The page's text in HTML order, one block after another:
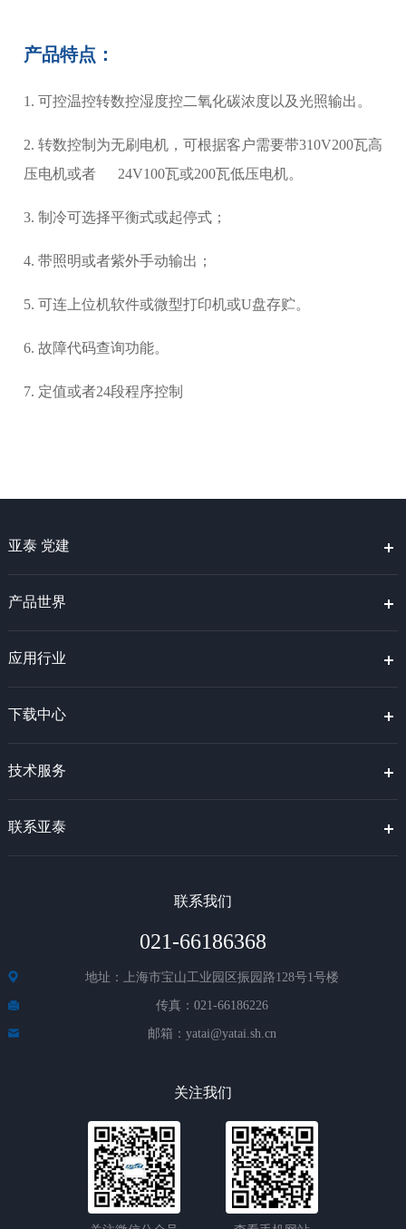
产品特点：
1. 可控温控转数控湿度控二氧化碳浓度以及光照输出。
2. 转数控制为无刷电机，可根据客户需要带310V200瓦高
压电机或者 24V100瓦或200瓦低压电机。
3. 制冷可选择平衡式或起停式；
4. 带照明或者紫外手动输出；
5. 可连上位机软件或微型打印机或U盘存贮。
6. 故障代码查询功能。
7. 定值或者24段程序控制
亚泰 党建
产品世界
应用行业
下载中心
技术服务
联系亚泰
联系我们
021-66186368
地址：上海市宝山工业园区振园路128号1号楼
传真：021-66186226
邮箱：yatai@yatai.sh.cn
关注我们